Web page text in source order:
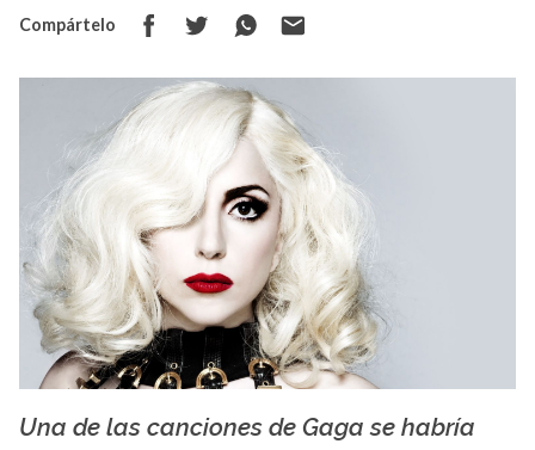
Compártelo
Una de las canciones de Gaga se habría